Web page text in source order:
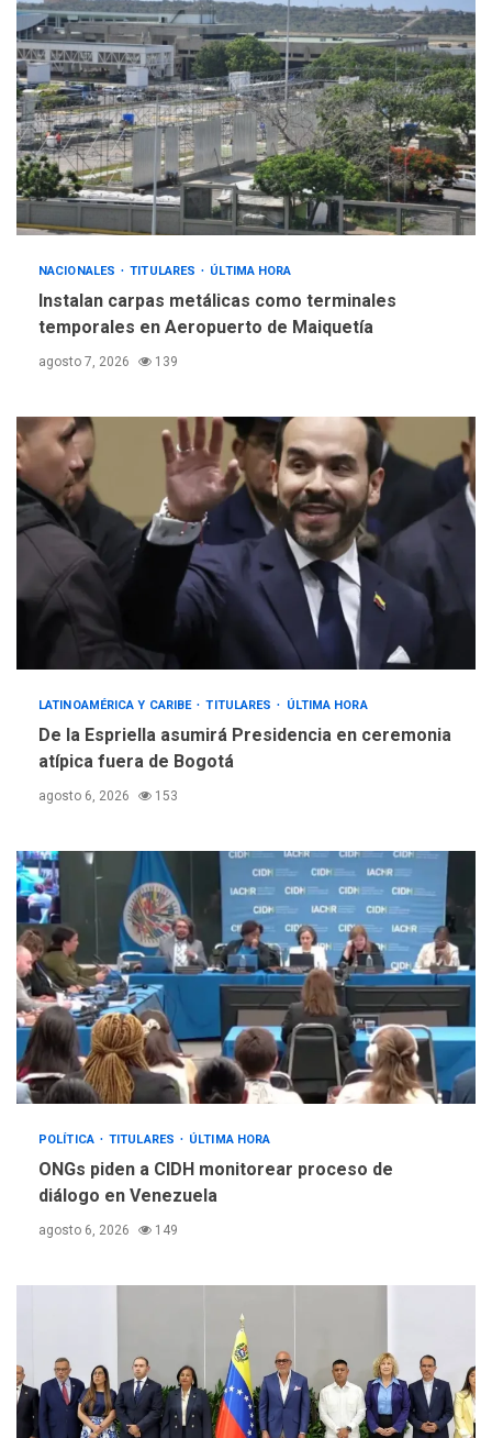
4
ÚLTIMA HORA
Gobierno y AN2015 en
nueva mesa de diálogo
INTERNACIONALES ÚLTIMA HORA
Hiroshima 81 años de la
debacle atómica. Japón
debate principios no
nucleares
NACIONALES TITULARES ÚLTIMA HORA
Instalan carpas metálicas como terminales
temporales en Aeropuerto de Maiquetía
agosto 7, 2026 139
LATINOAMÉRICA Y CARIBE TITULARES ÚLTIMA HORA
De la Espriella asumirá Presidencia en ceremonia
atípica fuera de Bogotá
agosto 6, 2026 153
POLÍTICA TITULARES ÚLTIMA HORA
ONGs piden a CIDH monitorear proceso de
diálogo en Venezuela
agosto 6, 2026 149